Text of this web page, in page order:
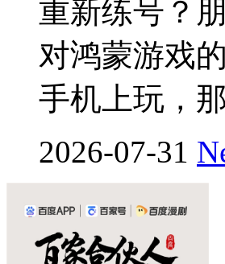
重新练号？
对鸿蒙游戏
手机上玩，
2026-07-31